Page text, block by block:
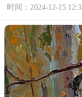
时间：2024-12-15